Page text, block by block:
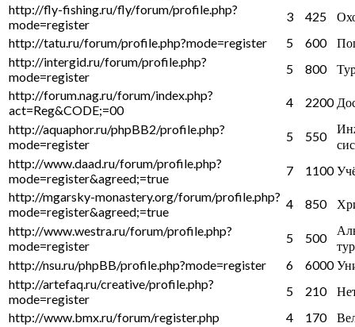
http://fly-fishing.ru/fly/forum/profile.php?
mode=register
3 425
http://tatu.ru/forum/profile.php?mode=register
5 600
http://intergid.ru/forum/profile.php?
mode=register
5 800
http://forum.nag.ru/forum/index.php?
act=Reg&CODE;=00
4 2200
http://aquaphor.ru/phpBB2/profile.php?
mode=register
5 550
http://www.daad.ru/forum/profile.php?
mode=register&agreed;=true
7 1100
http://mgarsky-monastery.org/forum/profile.php?
mode=register&agreed;=true
4 850
http://www.westra.ru/forum/profile.php?
mode=register
5 500
http://nsu.ru/phpBB/profile.php?mode=register
6 6000
http://artefaq.ru/creative/profile.php?
mode=register
5 210
http://www.bmx.ru/forum/register.php
4 170